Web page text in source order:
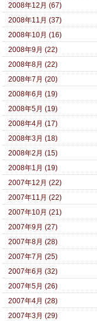
2008年12月 (67)
2008年11月 (37)
2008年10月 (16)
2008年9月 (22)
2008年8月 (22)
2008年7月 (20)
2008年6月 (19)
2008年5月 (19)
2008年4月 (17)
2008年3月 (18)
2008年2月 (15)
2008年1月 (19)
2007年12月 (22)
2007年11月 (22)
2007年10月 (21)
2007年9月 (27)
2007年8月 (28)
2007年7月 (25)
2007年6月 (32)
2007年5月 (26)
2007年4月 (28)
2007年3月 (29)